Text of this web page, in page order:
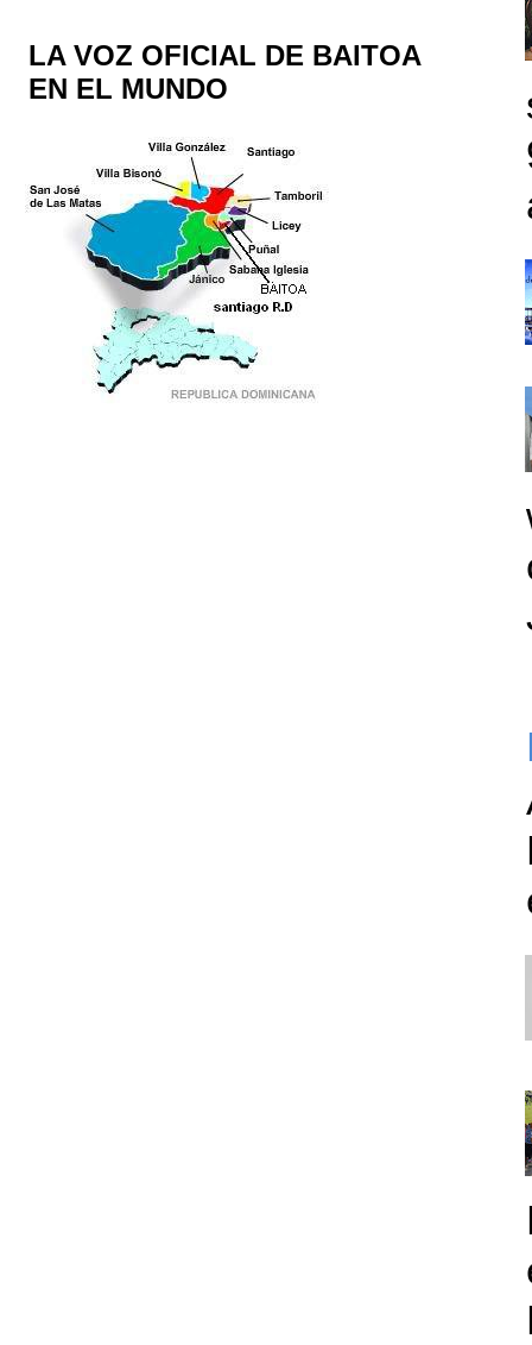
LA VOZ OFICIAL DE BAITOA
EN EL MUNDO